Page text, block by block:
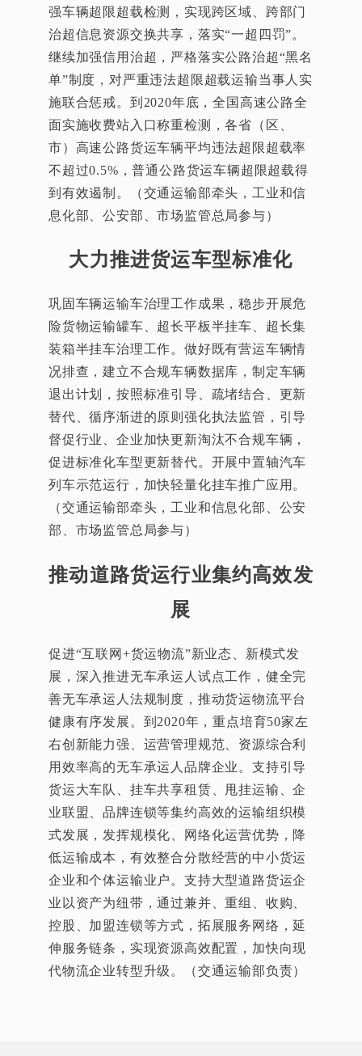
强车辆超限超载检测，实现跨区域、跨部门
治超信息资源交换共享，落实“一超四罚”。
继续加强信用治超，严格落实公路治超“黑名
单”制度，对严重违法超限超载运输当事人实
施联合惩戒。到2020年底，全国高速公路全
面实施收费站入口称重检测，各省（区、
市）高速公路货运车辆平均违法超限超载率
不超过0.5%，普通公路货运车辆超限超载得
到有效遏制。（交通运输部牵头，工业和信
息化部、公安部、市场监管总局参与）
大力推进货运车型标准化
巩固车辆运输车治理工作成果，稳步开展危
险货物运输罐车、超长平板半挂车、超长集
装箱半挂车治理工作。做好既有营运车辆情
况排查，建立不合规车辆数据库，制定车辆
退出计划，按照标准引导、疏堵结合、更新
替代、循序渐进的原则强化执法监管，引导
督促行业、企业加快更新淘汰不合规车辆，
促进标准化车型更新替代。开展中置轴汽车
列车示范运行，加快轻量化挂车推广应用。
（交通运输部牵头，工业和信息化部、公安
部、市场监管总局参与）
推动道路货运行业集约高效发
展
促进“互联网+货运物流”新业态、新模式发
展，深入推进无车承运人试点工作，健全完
善无车承运人法规制度，推动货运物流平台
健康有序发展。到2020年，重点培育50家左
右创新能力强、运营管理规范、资源综合利
用效率高的无车承运人品牌企业。支持引导
货运大车队、挂车共享租赁、甩挂运输、企
业联盟、品牌连锁等集约高效的运输组织模
式发展，发挥规模化、网络化运营优势，降
低运输成本，有效整合分散经营的中小货运
企业和个体运输业户。支持大型道路货运企
业以资产为纽带，通过兼并、重组、收购、
控股、加盟连锁等方式，拓展服务网络，延
伸服务链条，实现资源高效配置，加快向现
代物流企业转型升级。（交通运输部负责）